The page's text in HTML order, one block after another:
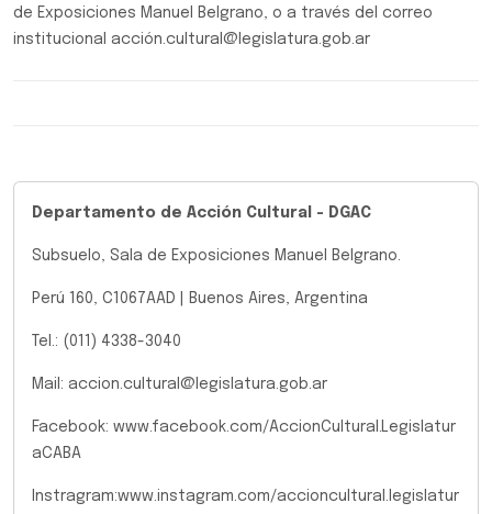
de Exposiciones Manuel Belgrano, o a través del correo
institucional acción.cultural@legislatura.gob.ar
Departamento de Acción Cultural - DGAC
Subsuelo, Sala de Exposiciones Manuel Belgrano.
Perú 160, C1067AAD | Buenos Aires, Argentina
Tel.: (011) 4338-3040
Mail: accion.cultural@legislatura.gob.ar
Facebook: www.facebook.com/AccionCultural.Legislatur
aCABA
Instragram:www.instagram.com/accioncultural.legislatur